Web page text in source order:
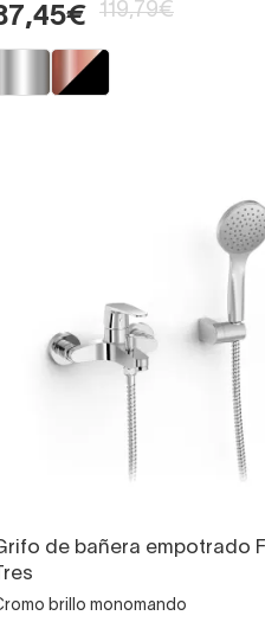
119,79€
de bañera empotrado
Tres
brillo monomando